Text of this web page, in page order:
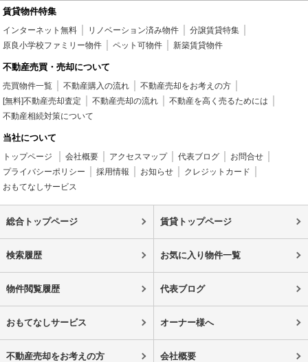
賃貸物件特集
インターネット無料 リノベーション済み物件
分譲賃貸特集
原良小学校ファミリー物件
ペット可物件 新築賃貸物件
不動産売買・売却について
売買物件一覧 不動産購入の流れ
不動産売却をお考えの方
[無料]不動産売却査定
不動産売却の流れ
不動産を高く売るためには
不動産相続対策について
当社について
トップページ 会社概要 アクセスマップ 代表ブログ
お問合せ
プライバシーポリシー
採用情報 お知らせ
クレジットカード
おもてなしサービス
総合トップページ 賃貸トップページ
検索履歴 お気に入り物件一覧
物件閲覧履歴 代表ブログ
おもてなしサービス オーナー様へ
不動産売却をお考えの方 会社概要